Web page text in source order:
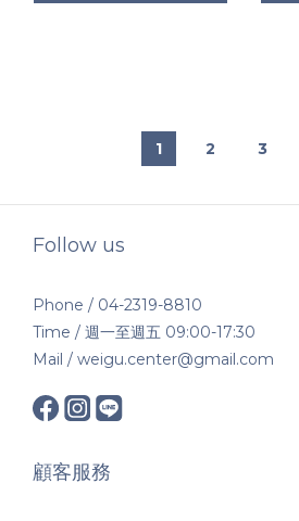
1 2 3
Follow us
Phone / 04-2319-8810
Time / 週一至週五 09:00-17:30
Mail / weigu.center@gmail.com
顧客服務